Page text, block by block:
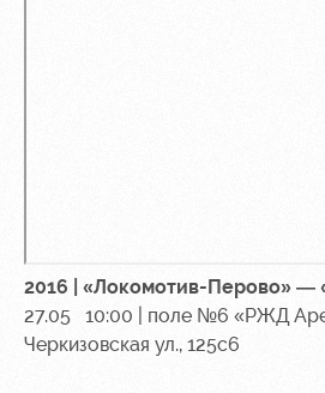
2016 | «Локомотив-Перово» —
27.05 10:00 | поле №6 «РЖД
Черкизовская ул., 125с6